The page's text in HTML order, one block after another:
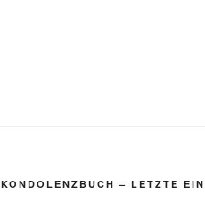
KONDOLENZBUCH – LETZTE